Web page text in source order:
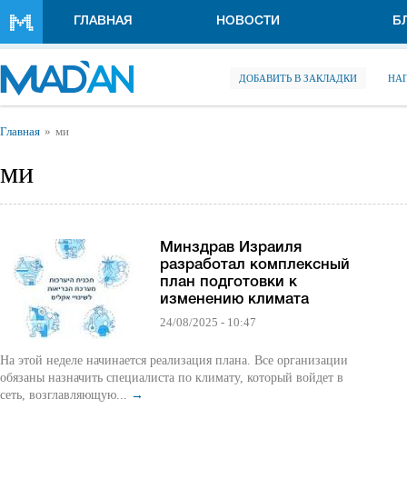
ГЛАВНАЯ НОВОСТИ
ДОБАВИТЬ В ЗАКЛАДКИ
Вы здесь
Главная ми
ми
Минздрав Израиля
разработал комплексный
план подготовки к
изменению климата
24/08/2025 - 10:47
На этой неделе начинается реализация плана. Все организации
обязаны назначить специалиста по климату, который войдет в
сеть, возглавляющую... →